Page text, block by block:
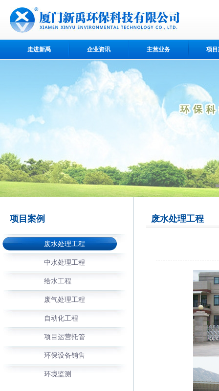
走进新禹 企业资讯 主营业务 项
项目案例
废水处理工程
中水处理工程
给水工程
废气处理工程
自动化工程
项目运营托管
环保设备销售
环境监测
废水处理工程